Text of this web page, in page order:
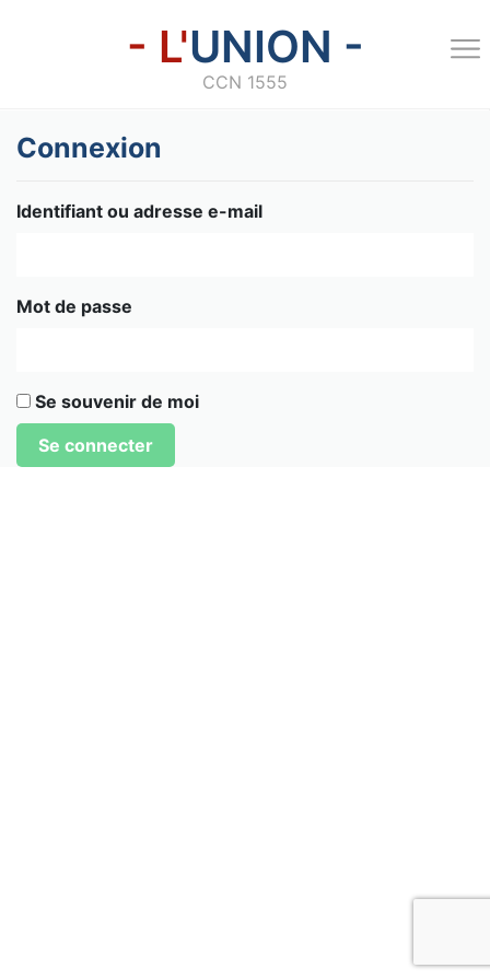
- L'UNION -
CCN 1555
Connexion
Identifiant ou adresse e-mail
Mot de passe
Se souvenir de moi